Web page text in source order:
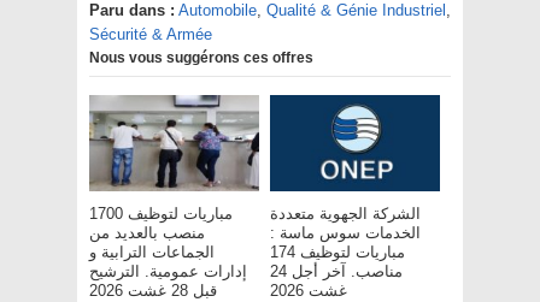
Paru dans : Automobile, Qualité & Génie Industriel ,
Sécurité & Armée
Nous vous suggérons ces offres
مباريات لتوظيف 1700
منصب بالعديد من
الجماعات الترابية و
إدارات عمومية. الترشيح
قبل 28 غشت 2026
الشركة الجهوية متعددة
الخدمات سوس ماسة :
مباريات لتوظيف 174
مناصب. آخر أجل 24
غشت 2026